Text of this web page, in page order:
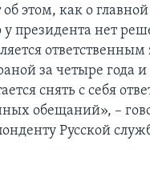
этом, как о
у президента нет
ответственным
за четыре года
снять с себя
обещаний», –
Русской